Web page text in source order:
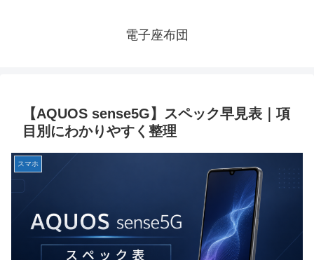
電子座布団
【AQUOS sense5G】スペック早見表｜項
目別にわかりやすく整理
スマホ